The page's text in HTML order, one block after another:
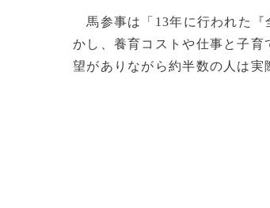
馬参事は「13年に行われた『
かし、養育コストや仕事と子
望がありながら約半数の人は実